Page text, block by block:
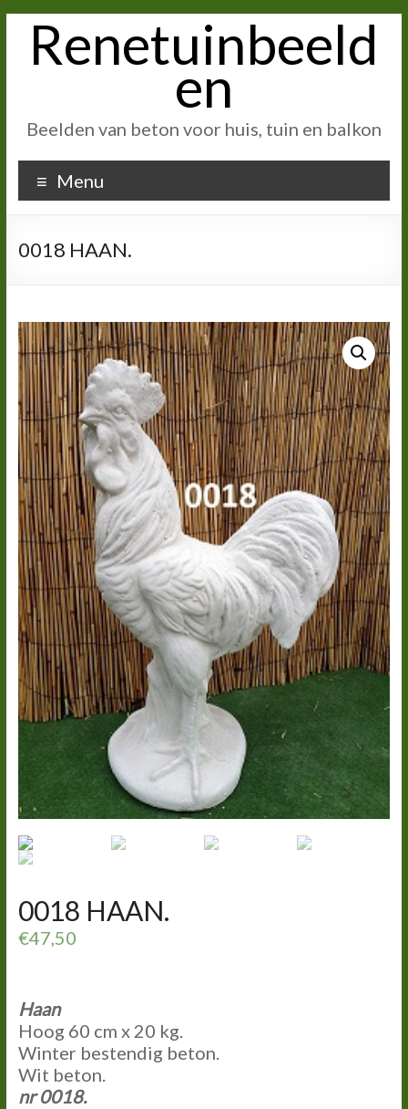
inhoudRenetuinbeeld
en
Beelden van beton voor huis, tuin en balkon
Menu
0018 HAAN.
0018 HAAN.
€47,50
Haan
Hoog 60 cm x 20 kg.
Winter bestendig beton.
Wit beton.
nr 0018.